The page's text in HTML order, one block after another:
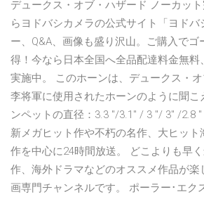
デュークス・オブ・ハザード ノーカッ
らヨドバシカメラの公式サイト「ヨド
ー、Q&A、画像も盛り沢山。ご購入でゴ
得！今なら日本全国へ全品配達料金無料
実施中。 このホーンは、デュークス・
李将軍に使用されたホーンのように聞こ
ンペットの直径：3.3 "/3.1" / 3 "/ 3" /2.8
新メガヒット作や不朽の名作、大ヒット
作を中心に24時間放送。 どこよりも早
作、海外ドラマなどのオススメ作品が楽
画専門チャンネルです。 ポーラー･エク